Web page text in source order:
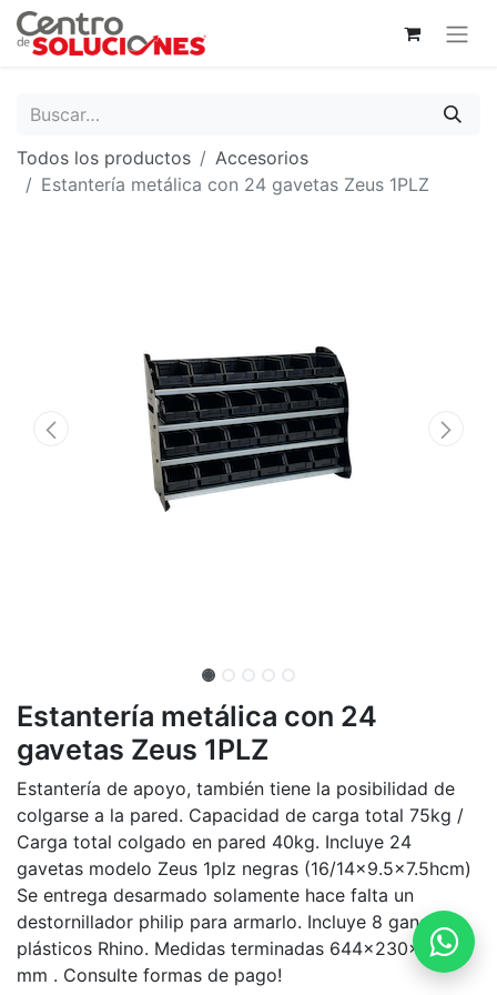
Todos los productos
Accesorios
Estantería metálica con 24 gavetas Zeus 1PLZ
Estantería metálica con 24
gavetas Zeus 1PLZ
Estantería de apoyo, también tiene la posibilidad de
colgarse a la pared. Capacidad de carga total 75kg /
Carga total colgado en pared 40kg. Incluye 24
gavetas modelo Zeus 1plz negras (16/14x9.5x7.5hcm)
Se entrega desarmado solamente hace falta un
destornillador philip para armarlo. Incluye 8 ganchos
plásticos Rhino. Medidas terminadas 644x230x451H
mm . Consulte formas de pago!